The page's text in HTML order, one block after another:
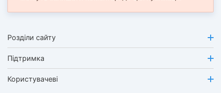
Розділи сайту
Підтримка
Користувачеві